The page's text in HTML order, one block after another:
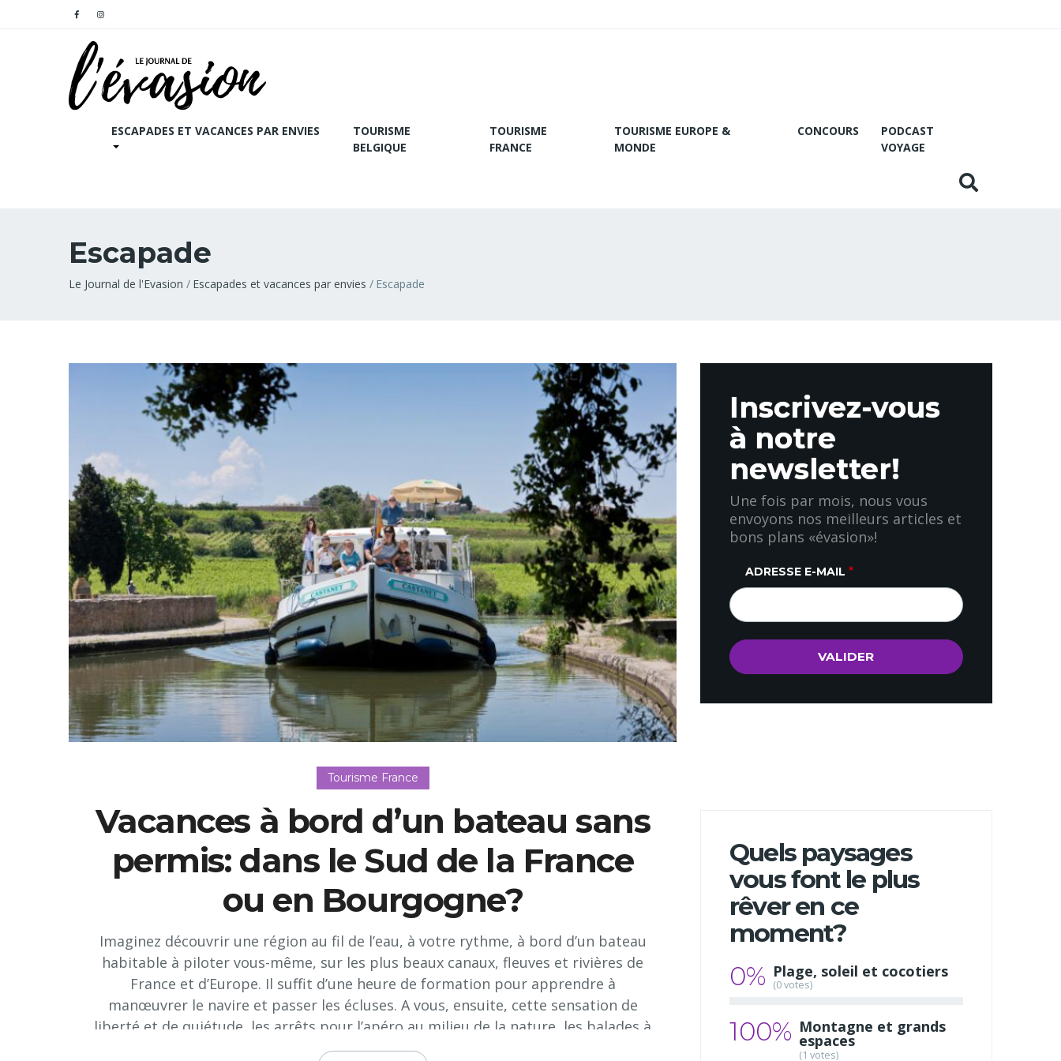
ESCAPADES ET VACANCES PAR ENVIES
TOURISME
BELGIQUE
TOURISME
FRANCE
TOURISME EUROPE &
MONDE
CONCOURS
PODCAST
VOYAGE
Escapade
Fil
Le Journal de l'Evasion Escapades et vacances par envies Escapade
Tourisme France
Vacances à bord d’un bateau sans
permis: dans le Sud de la France
ou en Bourgogne?
Imaginez découvrir une région au fil de l’eau, à votre rythme, à bord d’un bateau
habitable à piloter vous-même, sur les plus beaux canaux, fleuves et rivières de
France et d’Europe. Il suffit d’une heure de formation pour apprendre à
manœuvrer le navire et passer les écluses. A vous, ensuite, cette sensation de
liberté et de quiétude, les arrêts pour l’apéro au milieu de la nature, les balades à
pied ou à vélo sur les chemins de halage, les restos typiques dans les villages qui
Inscrivez-vous
à notre
newsletter!
Une fois par mois, nous vous
envoyons nos meilleurs articles et
bons plans «évasion»!
ADRESSE E-MAIL
Quels paysages
vous font le plus
rêver en ce
moment?
0% Plage, soleil et cocotiers
(0 votes)
100% Montagne et grands
espaces
(1 votes)